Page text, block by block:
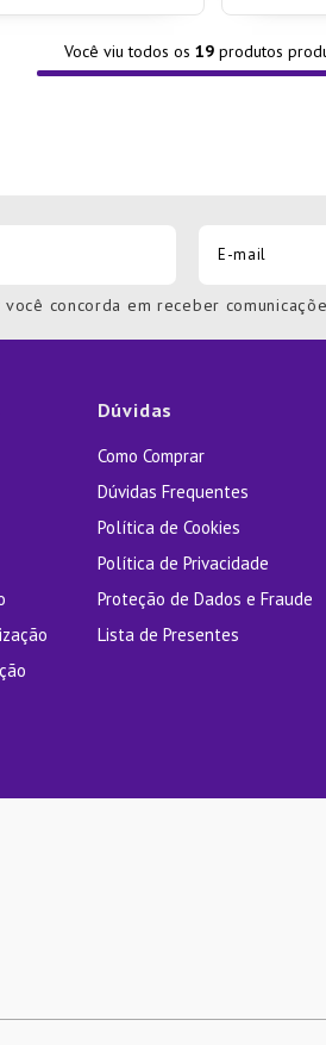
Você viu todos os19 produtos
você concorda em receber
Dúvidas
Como Comprar
Dúvidas Frequentes
Política de Cookies
Política de Privacidade
Proteção de Dados e Fraude
Lista de Presentes